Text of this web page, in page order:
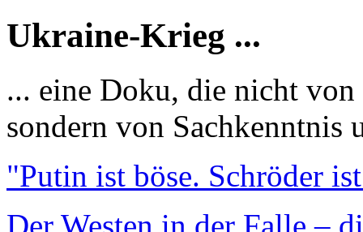
Ukraine-Krieg ...
... eine Doku, die nicht
sondern von Sachkenntnis
"Putin ist böse. Schröder
Der Westen in der Falle –